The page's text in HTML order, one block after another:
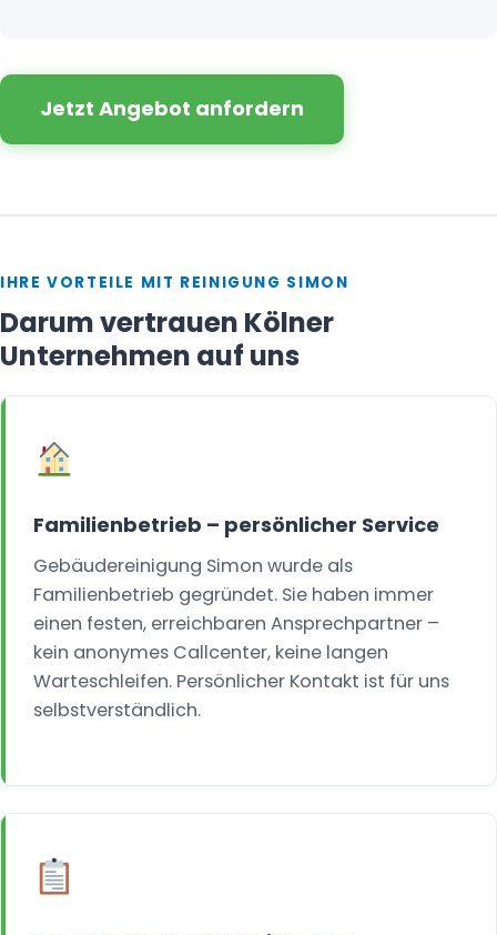
Jetzt Angebot anfordern
IHRE VORTEILE MIT REINIGUNG SIMON
Darum vertrauen Kölner
Unternehmen auf uns
Familienbetrieb – persönlicher Service
Gebäudereinigung Simon wurde als
Familienbetrieb gegründet. Sie haben immer
einen festen, erreichbaren Ansprechpartner –
kein anonymes Callcenter, keine langen
Warteschleifen. Persönlicher Kontakt ist für uns
selbstverständlich.